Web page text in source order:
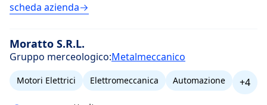
scheda azienda
Moratto S.R.L.
Gruppo merceologico:Metalmeccanico
Motori Elettrici Elettromeccanica Automazione
+4